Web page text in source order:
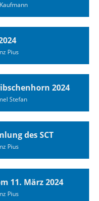
Pius
2024
Stefan
des SCT
Pius
11. März 2024
Pius